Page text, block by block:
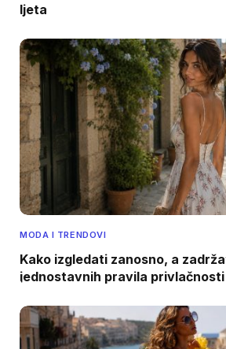
ljeta
MODA I TRENDOVI
Kako izgledati zanosno, a
jednostavnih pravila privlačnosti